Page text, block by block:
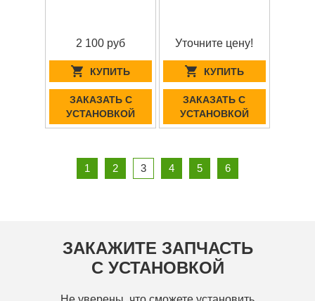
2 100 руб
КУПИТЬ
ЗАКАЗАТЬ С
УСТАНОВКОЙ
Уточните цену!
КУПИТЬ
ЗАКАЗАТЬ С
УСТАНОВКОЙ
1 2 3 4 5 6
ЗАКАЖИТЕ ЗАПЧАСТЬ
С УСТАНОВКОЙ